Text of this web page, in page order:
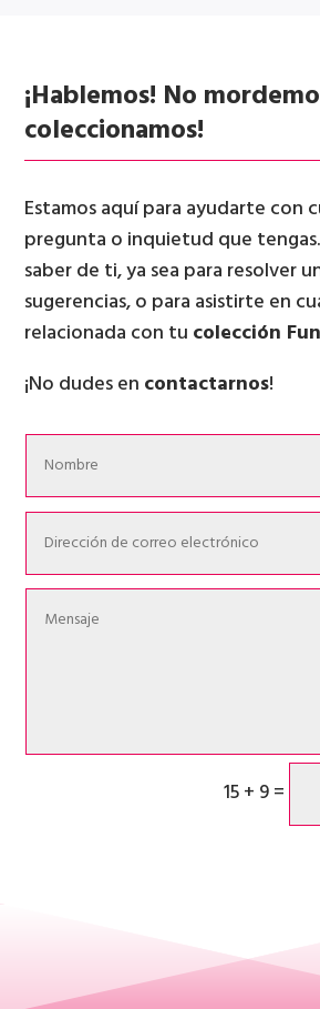
¡Hablemos! No
coleccionamos!
Estamos aquí para ayudarte con
pregunta o inquietud que tengas.
saber de ti, ya sea para resolver
sugerencias, o para asistirte en
relacionada con tu colección
¡No dudes en contactarnos!
15 + 9=